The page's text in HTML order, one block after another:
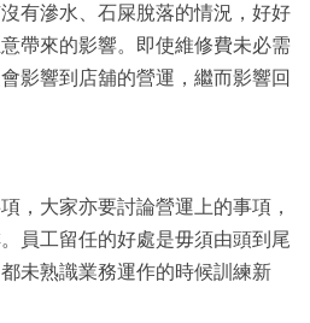
有滲水、石屎脫落的情況，好好
帶來的影響。即使維修費未必需
影響到店舖的營運，繼而影響回
，大家亦要討論營運上的事項，
員工留任的好處是毋須由頭到尾
未熟識業務運作的時候訓練新